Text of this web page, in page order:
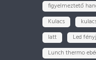
figyelmeztető
Kulacs
latt
Led
Lunch thermo